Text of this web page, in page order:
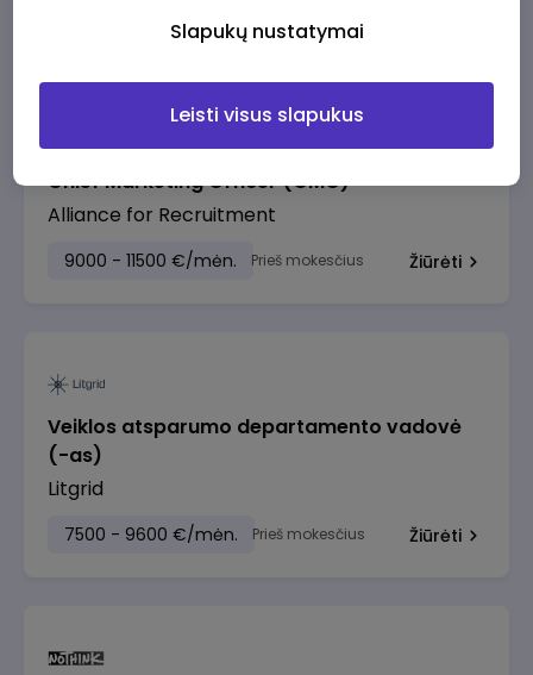
Pasiūlymai su aukščiausia alga
Chief Marketing Officer (CMO)
Alliance for Recruitment
9000 - 11500 €/mėn. Prieš mokesčius Žiūrėti
Veiklos atsparumo departamento vadovė
(-as)
Litgrid
7500 - 9600 €/mėn. Prieš mokesčius Žiūrėti
Slapukų nustatymai
Leisti visus slapukus